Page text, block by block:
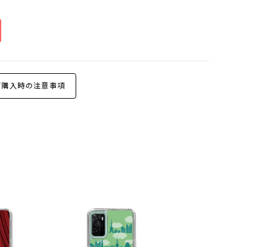
購入時の注意事項